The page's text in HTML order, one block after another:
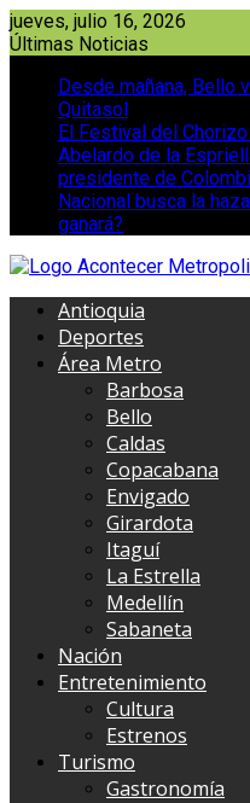
Saltar
al
jueves, julio 16, 2026
Últimas Noticias
Desde mañana, Bello
Quitasol
El Festival del
Abelardo de la
presidente de
Nacional busca la
ganará?
Antioquia
Deportes
Área Metro
Barbosa
Bello
Caldas
Copacabana
Envigado
Girardota
Itaguí
La Estrella
Medellín
Sabaneta
Nación
Entretenimiento
Cultura
Estrenos
Turismo
Gastronomía